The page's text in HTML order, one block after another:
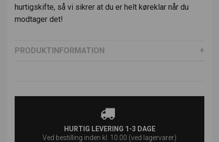
hurtigskifte, så vi sikrer at du er helt køreklar når du
modtager det!
PRODUKTINFORMATION
HURTIG LEVERING 1-3 DAGE
Ved bestilling inden kl. 10.00 (ved lagervarer)